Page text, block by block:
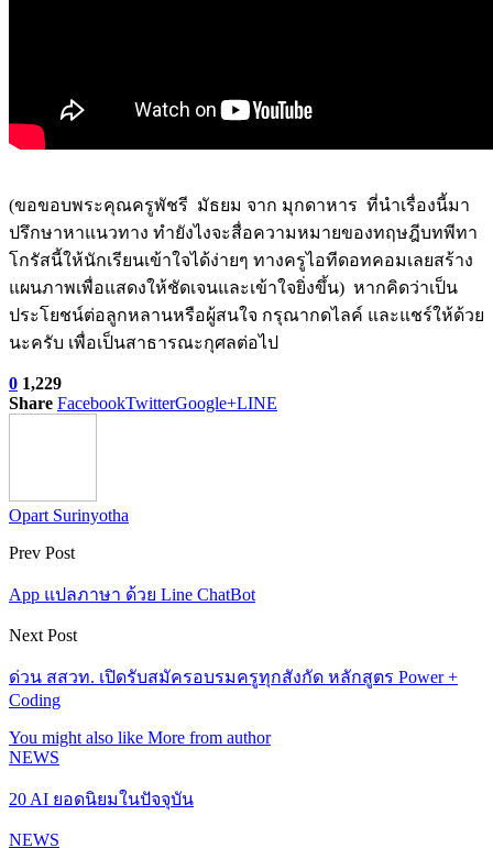
(ขอขอบพระคุณครูพัชรี มัธยม จาก มุกดาหาร ที่นำเรื่องนี้มา
ปรึกษาหาแนวทาง ทำยังไงจะสื่อความหมายของทฤษฎีบทพีทา
โกรัสนี้ให้นักเรียนเข้าใจได้ง่ายๆ ทางครูไอทีดอทคอมเลยสร้าง
แผนภาพเพื่อแสดงให้ชัดเจนและเข้าใจยิ่งขึ้น) หากคิดว่าเป็น
ประโยชน์ต่อลูกหลานหรือผู้สนใจ กรุณากดไลค์ และแชร์ให้ด้วย
นะครับ เพื่อเป็นสาธารณะกุศลต่อไป
0 1,229
Share FacebookTwitterGoogle+LINE
Opart Surinyotha
Prev Post
App แปลภาษา ด้วย Line ChatBot
Next Post
ด่วน สสวท. เปิดรับสมัครอบรมครูทุกสังกัด หลักสูตร Power +
Coding
You might also like More from author
NEWS
20 AI ยอดนิยมในปัจจุบัน
NEWS